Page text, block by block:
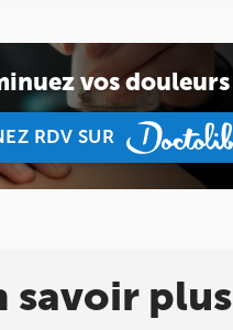
vos douleurs
RDV SUR
RDV SUR
savoir plus